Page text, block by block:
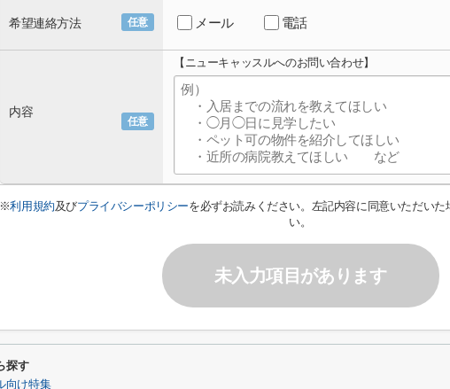
任意
希望連絡方法 メール 電話
任意
内容
【ニューキャッスルへのお問い合わせ】
※利用規約及びプライバシーポリシーを必ずお読みください。左記内容に同意いただい
い。
未入力項目があります
探す
向け特集